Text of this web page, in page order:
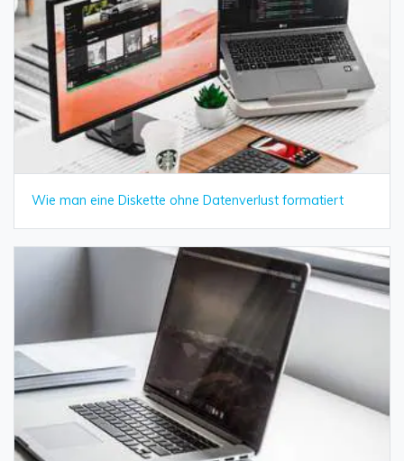
Wie man eine Diskette ohne Datenverlust formatiert